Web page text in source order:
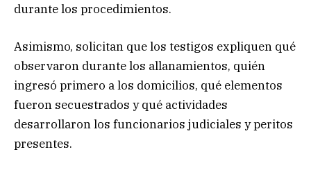
durante los procedimientos.
Asimismo, solicitan que los testigos expliquen qué
observaron durante los allanamientos, quién
ingresó primero a los domicilios, qué elementos
fueron secuestrados y qué actividades
desarrollaron los funcionarios judiciales y peritos
presentes.